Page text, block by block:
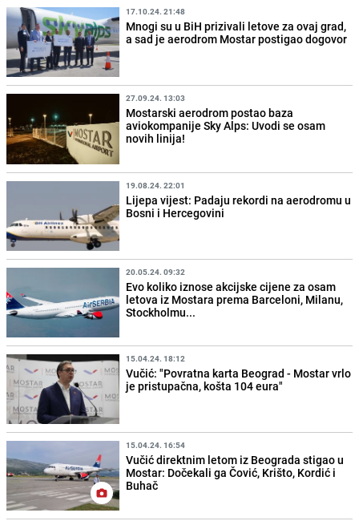
17.10.24. 21:48
Mnogi su u BiH prizivali letove za ovaj grad,
a sad je aerodrom Mostar postigao dogovor
27.09.24. 13:03
Mostarski aerodrom postao baza
aviokompanije Sky Alps: Uvodi se osam
novih linija!
19.08.24. 22:01
Lijepa vijest: Padaju rekordi na aerodromu u
Bosni i Hercegovini
20.05.24. 09:32
Evo koliko iznose akcijske cijene za osam
letova iz Mostara prema Barceloni, Milanu,
Stockholmu...
15.04.24. 18:12
Vučić: "Povratna karta Beograd - Mostar vrlo
je pristupačna, košta 104 eura"
15.04.24. 16:54
Vučić direktnim letom iz Beograda stigao u
Mostar: Dočekali ga Čović, Krišto, Kordić i
Buhač